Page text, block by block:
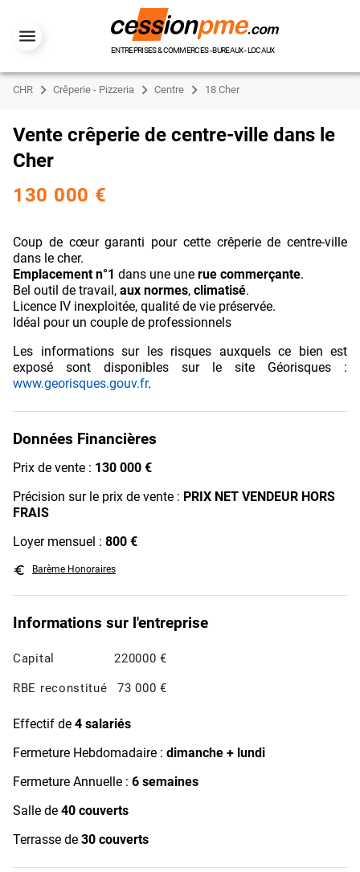
ENTREPRISES & COMMERCES - BUREAUX - LOCAUX
CHR Crêperie - Pizzeria Centre 18 Cher
Vente crêperie de centre-ville dans le
Cher
130 000 €
Coup de cœur garanti pour cette crêperie de centre-ville
dans le cher.
Emplacement n°1 dans une une rue commerçante.
Bel outil de travail, aux normes, climatisé.
Licence IV inexploitée, qualité de vie préservée.
Idéal pour un couple de professionnels
Les informations sur les risques auxquels ce bien est
exposé sont disponibles sur le site Géorisques :
www.georisques.gouv.fr.
Données Financières
Prix de vente : 130 000 €
Précision sur le prix de vente : PRIX NET VENDEUR HORS
FRAIS
Loyer mensuel : 800 €
euro_symbol Barème Honoraires
Informations sur l'entreprise
Capital 220000 €
RBE reconstitué 73 000 €
Effectif de 4 salariés
Fermeture Hebdomadaire : dimanche + lundi
Fermeture Annuelle : 6 semaines
Salle de 40 couverts
Terrasse de 30 couverts